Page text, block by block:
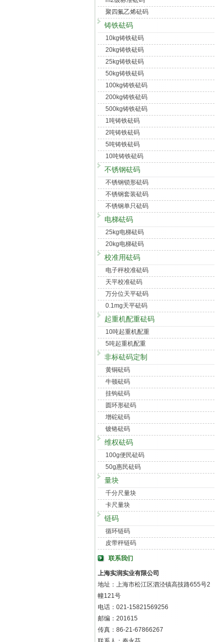
聚四氟乙烯砝码
铸铁砝码
10kg铸铁砝码
20kg铸铁砝码
25kg铸铁砝码
50kg铸铁砝码
100kg铸铁砝码
200kg铸铁砝码
500kg铸铁砝码
1吨铸铁砝码
2吨铸铁砝码
5吨铸铁砝码
10吨铸铁砝码
不锈钢砝码
不锈钢锁形砝码
不锈钢套装砝码
不锈钢单只砝码
电梯砝码
25kg电梯砝码
20kg电梯砝码
校准用砝码
电子秤校准砝码
天平校准砝码
万分位天平砝码
0.1mg天平砝码
起重机配重砝码
10吨起重机配重
5吨起重机配重
非标砝码定制
黄铜砝码
牛顿砝码
挂钩砝码
圆环形砝码
增砣砝码
镀铬砝码
维权砝码
100g便民砝码
50g惠民砝码
量块
千分尺量块
卡尺量块
链码
循环链码
皮带秤链码
联系我们
上海实润实业有限公司
地址：上海市松江区泗泾镇高技路655号2
幢121号
电话：021-15821569256
邮编：201615
传真：86-21-67866267